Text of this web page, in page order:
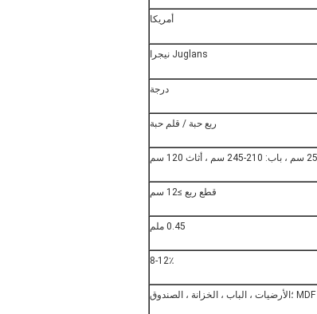
أمريكا
Juglans نيجرا
درجة
ربع حبة / قلم حبة
قطع ربع ≥12 سم
0.45 ملم
8-12٪